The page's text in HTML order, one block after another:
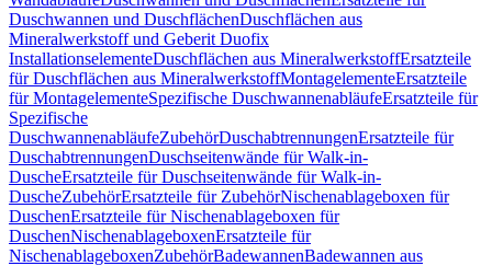
Duschwannen und DuschflächenDuschflächen aus
Mineralwerkstoff und Geberit Duofix
InstallationselementeDuschflächen aus MineralwerkstoffErsatzteile
für Duschflächen aus MineralwerkstoffMontagelementeErsatzteile
für MontagelementeSpezifische DuschwannenabläufeErsatzteile für
Spezifische
DuschwannenabläufeZubehörDuschabtrennungenErsatzteile für
DuschabtrennungenDuschseitenwände für Walk-in-
DuscheErsatzteile für Duschseitenwände für Walk-in-
DuscheZubehörErsatzteile für ZubehörNischenablageboxen für
DuschenErsatzteile für Nischenablageboxen für
DuschenNischenablageboxenErsatzteile für
NischenablageboxenZubehörBadewannenBadewannen aus